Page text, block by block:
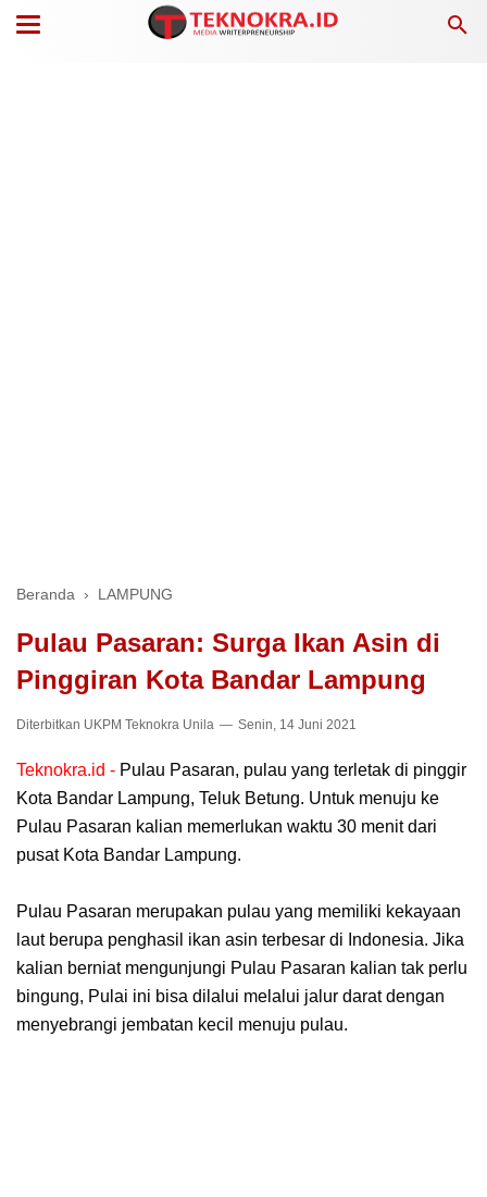
Beranda › LAMPUNG
Pulau Pasaran: Surga Ikan Asin di
Pinggiran Kota Bandar Lampung
Diterbitkan UKPM Teknokra Unila Senin, 14 Juni 2021
Teknokra.id - Pulau Pasaran, pulau yang terletak di pinggir
Kota Bandar Lampung, Teluk Betung. Untuk menuju ke
Pulau Pasaran kalian memerlukan waktu 30 menit dari
pusat Kota Bandar Lampung.
Pulau Pasaran merupakan pulau yang memiliki kekayaan
laut berupa penghasil ikan asin terbesar di Indonesia. Jika
kalian berniat mengunjungi Pulau Pasaran kalian tak perlu
bingung, Pulai ini bisa dilalui melalui jalur darat dengan
menyebrangi jembatan kecil menuju pulau.